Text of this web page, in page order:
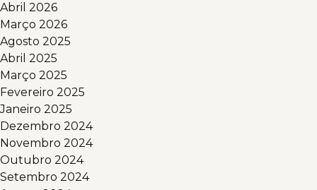
Abril 2026
Março 2026
Agosto 2025
Abril 2025
Março 2025
Fevereiro 2025
Janeiro 2025
Dezembro 2024
Novembro 2024
Outubro 2024
Setembro 2024